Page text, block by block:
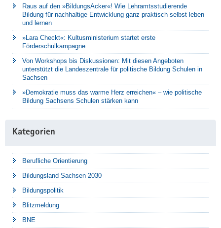
Raus auf den »BildungsAcker«! Wie Lehramtsstudierende
Bildung für nachhaltige Entwicklung ganz praktisch selbst leben
und lernen
»Lara Checkt«: Kultusministerium startet erste
Förderschulkampagne
Von Workshops bis Diskussionen: Mit diesen Angeboten
unterstützt die Landeszentrale für politische Bildung Schulen in
Sachsen
»Demokratie muss das warme Herz erreichen« – wie politische
Bildung Sachsens Schulen stärken kann
Kategorien
Berufliche Orientierung
Bildungsland Sachsen 2030
Bildungspolitik
Blitzmeldung
BNE